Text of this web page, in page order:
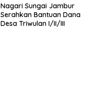
Nagari Sungai Jambur
Serahkan Bantuan Dana
Desa Triwulan I/II/III